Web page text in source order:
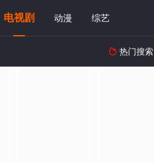
电视剧 动漫 综艺
 热门搜索